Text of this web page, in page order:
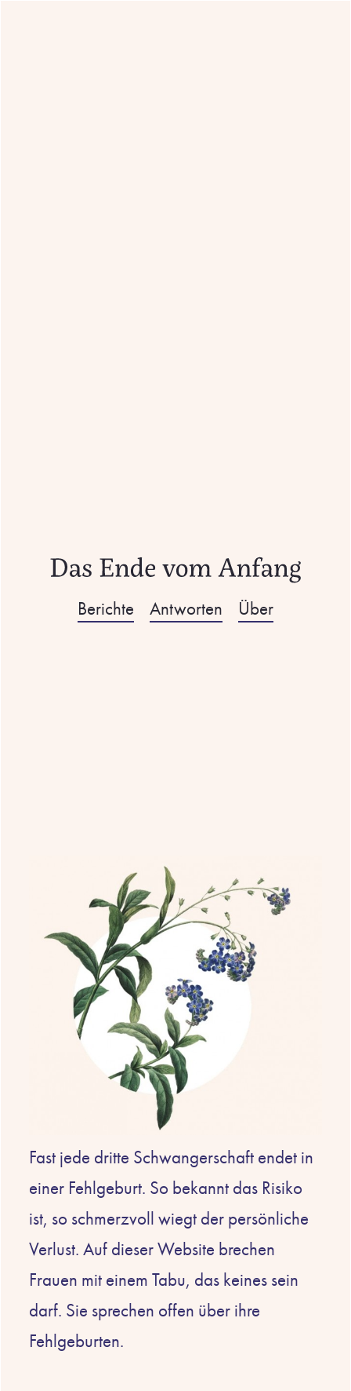
Berichte Antworten Über
Fast jede dritte Schwangerschaft endet in
einer Fehlgeburt. So bekannt das Risiko
ist, so schmerzvoll wiegt der persönliche
Verlust. Auf dieser Website brechen
Frauen mit einem Tabu, das keines sein
darf. Sie sprechen offen über ihre
Fehlgeburten.